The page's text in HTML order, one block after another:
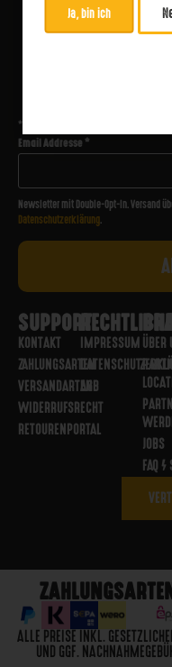
*
Email Addresse*
Newsletter mit Double-Opt-In. Versand
Datenschutzerklärung.
SUPPORT
KONTAKT
ZAHLUNGSARTEN
VERSANDARTEN
WIDERRUFSRECHT
RETOURENPORTAL
IMPRESSUM
AGB
ÜBER
JOBS
FAQ /
ALLE PREISE INKL.
UND GGF.
Ja, bin ich